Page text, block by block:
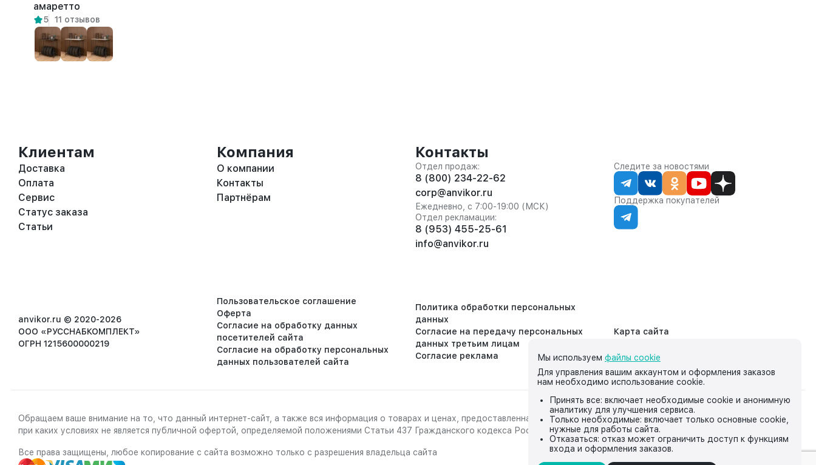
амаретто
5 11 отзывов
Клиентам
Доставка
Оплата
Сервис
Статус заказа
Статьи
Компания
О компании
Контакты
Партнёрам
Контакты
Отдел продаж:
8 (800) 234-22-62
corp@anvikor.ru
Ежедневно, с 7:00-19:00 (МСК)
Отдел рекламации:
8 (953) 455-25-61
info@anvikor.ru
Следите за новостями
Поддержка покупателей
anvikor.ru © 2020-2026
ООО «РУССНАБКОМПЛЕКТ»
ОГРН 1215600000219
Пользовательское соглашение
Оферта
Согласие на обработку данных
посетителей сайта
Согласие на обработку персональных
данных пользователей сайта
Политика обработки персональных
данных
Согласие на передачу персональных
данных третьим лицам
Согласие реклама
Карта сайта
Обращаем ваше внимание на то, что данный интернет-сайт, а также вся информация о товарах и ценах, предоставленная на нём, носит исключительно информационный характер и ни
при каких условиях не является публичной офертой, определяемой положениями Статьи 437 Гражданского кодекса Российской Федерации.
Все права защищены, любое копирование с сайта возможно только с разрешения владельца сайта
Мы используем файлы cookie
Для управления вашим аккаунтом и оформления заказов
нам необходимо использование cookie.
Принять все: включает необходимые cookie и анонимную
аналитику для улучшения сервиса.
Только необходимые: включает только основные cookie,
нужные для работы сайта.
Отказаться: отказ может ограничить доступ к функциям
входа и оформления заказов.